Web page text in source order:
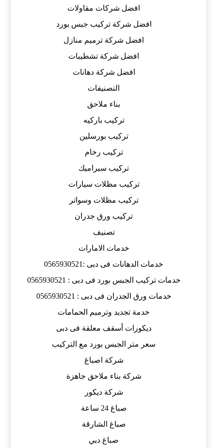
افضل شركات مقاولات
افضل شركة تركيب جبس بورد
افضل شركة ترميم منازل
افضل شركة تشطيبات
افضل شركة دهانات
التصنيفات
بناء ملاحق
تركيب باركيه
تركيب بورسلين
تركيب رخام
تركيب سيراميك
تركيب مظلات سيارات
تركيب مظلات وسواتر
تركيب ورق جدران
تصنيف
خدمات الامارات
خدمات الدهانات فى دبى :0565930521
خدمات تركيب الجبس بورد فى دبى : 0565930521
خدمات ورق الجدران فى دبى : 0565930521
خدمة تجديد وترميم الحمامات
ديكورات أسقف معلقة فى دبى
سعر متر الجبس بورد مع التركيب
شركة اصباغ
شركة بناء ملاحق جاهزة
شركة ديكور
صباغ 24 ساعة
صباغ الشارقة
صباغ دبي